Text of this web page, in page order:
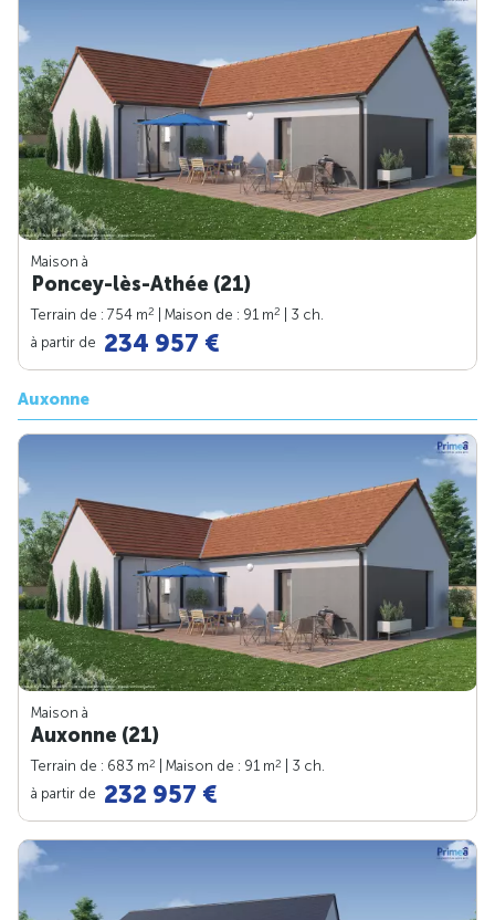
Maison à
Poncey-lès-Athée (21)
Terrain de : 754 m2 | Maison de : 91 m2
| 3 ch.
à partir de 234 957 €
Auxonne
Maison à
Auxonne (21)
Terrain de : 683 m2 | Maison de : 91 m2
| 3 ch.
à partir de 232 957 €